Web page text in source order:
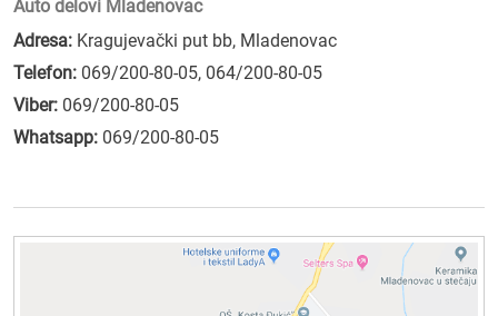
Auto delovi Mladenovac
Adresa: Kragujevački put bb, Mladenovac
Telefon: 069/200-80-05, 064/200-80-05
Viber: 069/200-80-05
Whatsapp: 069/200-80-05